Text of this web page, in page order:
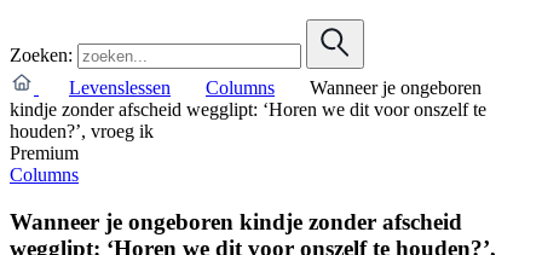
Zoeken:
Levenslessen
Columns
Wanneer je ongeboren
kindje zonder afscheid wegglipt: ‘Horen we dit voor onszelf te
houden?’, vroeg ik
Premium
Columns
Wanneer je ongeboren kindje zonder afscheid
wegglipt: ‘Horen we dit voor onszelf te houden?’,